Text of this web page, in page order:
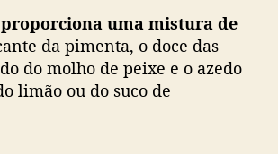
uma mistura de
da pimenta, o doce das
do molho de peixe e o azedo
limão ou do suco de